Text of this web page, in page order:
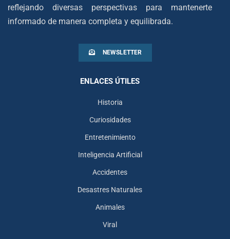
reflejando diversas perspectivas para mantenerte
informado de manera completa y equilibrada.
NEWSLETTER
ENLACES ÚTILES
Historia
Curiosidades
Entretenimiento
Inteligencia Artificial
Accidentes
Desastres Naturales
Animales
Viral